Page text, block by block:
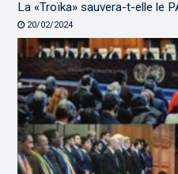
La «Troïka» sauvera-t-elle le
20/02/2024